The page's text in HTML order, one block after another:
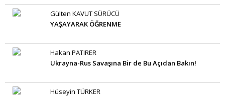
Gülten KAVUT SÜRÜCÜ
YAŞAYARAK ÖĞRENME
Hakan PATIRER
Ukrayna-Rus Savaşına Bir de Bu Açıdan Bakın!
Hüseyin TÜRKER